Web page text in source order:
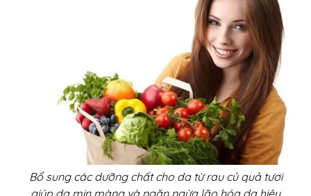
Bổ sung các dưỡng chất cho da từ rau củ quả tươi
giúp da mịn màng và ngăn ngừa lão hóa da hiệu